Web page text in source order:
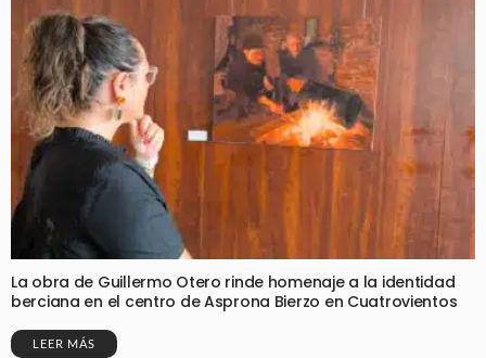
La obra de Guillermo Otero rinde homenaje a la identidad
berciana en el centro de Asprona Bierzo en Cuatrovientos
LEER MÁS